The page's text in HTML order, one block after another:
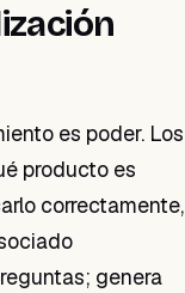
es poder. Los
producto es
correctamente,
genera